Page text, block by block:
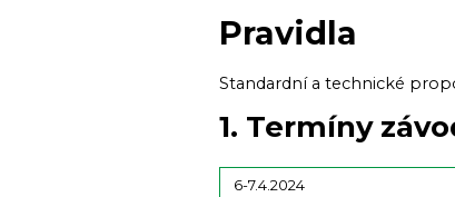
Pravidla
Standardní a technické
1. Termíny
6-7.4.2024